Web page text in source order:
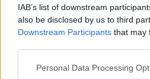
IAB’s list of downstream
also be disclosed by us to third
Downstream Participants that may
Personal Data Processing
Juanda García vuelve a los
experiencia en la temporada
Tahíche en laRegional
Aunque el conjunto